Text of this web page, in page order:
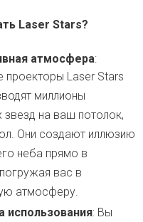
Laser Stars?
атмосфера:
проекторы Laser Stars
миллионы
звезд на ваш потолок,
Они создают иллюзию
неба прямо в
вас в
атмосферу.
использования: Вы